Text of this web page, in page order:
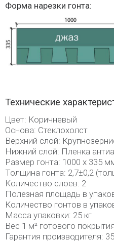
Форма нарезки гонта:
Технические
Цвет: Коричневый
Основа: Стеклохолст
Верхний слой:
Нижний слой: Пленка
Размер гонта: 1000 х 335
Толщина гонта: 2,7±0,2
Количество слоев: 2
Полезная площадь в
Количество гонтов в
Масса упаковки: 25 кг
Вес 1 м² готового
Гарантия производителя: